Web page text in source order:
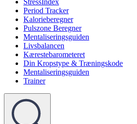
StressIndex
Period Tracker
Kalorieberegner
Pulszone Beregner
Mentaliseringsguiden
Livsbalancen
Kærestebarometeret
Din Kropstype & Træningskode
Mentaliseringsguiden
Trainer